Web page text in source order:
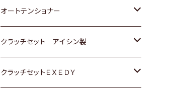
スバル
三菱
スバル
三菱
スバル
いすゞ
ダイハツ
マツダ
GOLF
ＷＡＧＥＮ
アストロ（シボレー）
ＷＡＧＥＮ
ＶＯＬＶＯ
ホンダ
スズキ
日産
スズキ
ダイハツ
日産
オートテンショナー
トヨタ
クラッチセット アイシン製
ホンダ
クラッチセットＥＸＥＤＹ